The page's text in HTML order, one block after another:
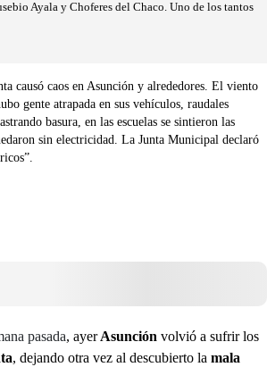
Ayala y Choferes del Chaco. Uno de los tantos
causó caos en Asunción y alrededores. El viento
gente atrapada en sus vehículos, raudales
basura, en las escuelas se sintieron las
sin electricidad. La Junta Municipal declaró
pasada, ayerAsunción volvió a sufrir los
, dejando otra vez al descubierto la mala